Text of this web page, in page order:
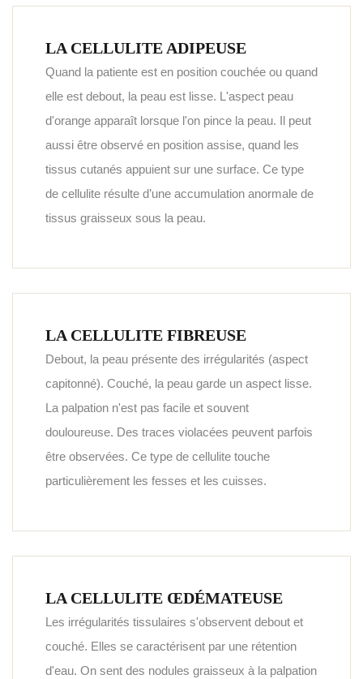
LA CELLULITE ADIPEUSE
Quand la patiente est en position couchée ou quand
elle est debout, la peau est lisse. L'aspect peau
d'orange apparaît lorsque l'on pince la peau. Il peut
aussi être observé en position assise, quand les
tissus cutanés appuient sur une surface. Ce type
de cellulite résulte d’une accumulation anormale de
tissus graisseux sous la peau.
LA CELLULITE FIBREUSE
Debout, la peau présente des irrégularités (aspect
capitonné). Couché, la peau garde un aspect lisse.
La palpation n'est pas facile et souvent
douloureuse. Des traces violacées peuvent parfois
être observées. Ce type de cellulite touche
particulièrement les fesses et les cuisses.
LA CELLULITE ŒDÉMATEUSE
Les irrégularités tissulaires s'observent debout et
couché. Elles se caractérisent par une rétention
d'eau. On sent des nodules graisseux à la palpation